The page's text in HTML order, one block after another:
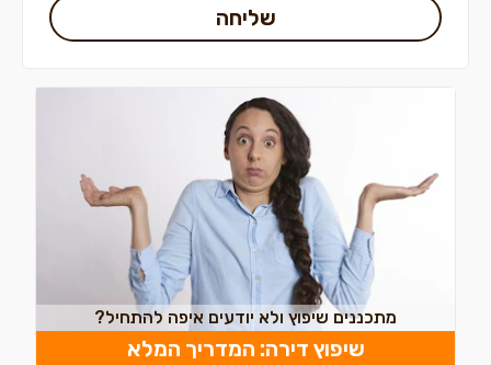
שליחה
מתכננים שיפוץ ולא יודעים איפה להתחיל?
שיפוץ דירה: המדריך המלא